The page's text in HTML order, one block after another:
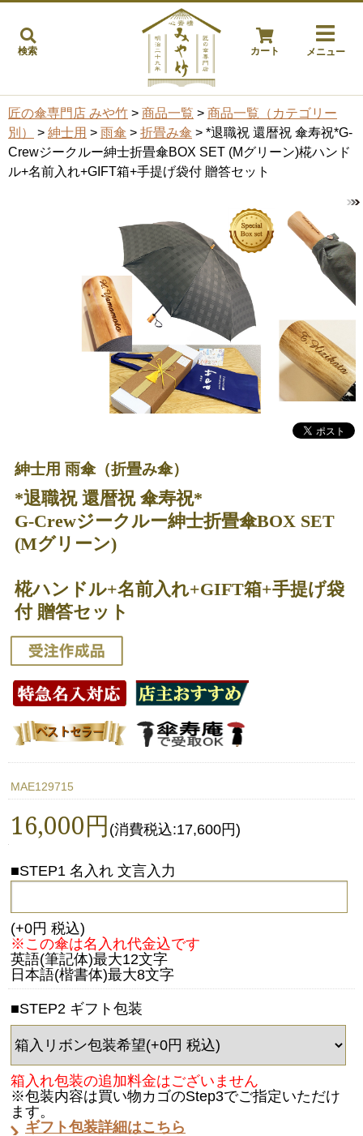
検索 カート メニュー
匠の傘専門店 みや竹 > 商品一覧 > 商品一覧（カテゴリー
別）
> 紳士用 > 雨傘 > 折畳み傘 > *退職祝 還暦祝 傘寿祝*G-
Crewジークルー紳士折畳傘BOX SET (Mグリーン)椛ハンド
ル+名前入れ+GIFT箱+手提げ袋付 贈答セット
紳士用 雨傘（折畳み傘）
*退職祝 還暦祝 傘寿祝*
G-Crewジークルー紳士折畳傘BOX SET
(Mグリーン)
椛ハンドル+名前入れ+GIFT箱+手提げ袋
付 贈答セット
MAE129715
16,000円 (消費税込:17,600円)
■STEP1 名入れ 文言入力
(+0円 税込)
※この傘は名入れ代金込です
英語(筆記体)最大12文字
日本語(楷書体)最大8文字
■STEP2 ギフト包装
箱入れ包装の追加料金はございません
※包装内容は買い物カゴのStep3でご指定いただけ
ます。
ギフト包装詳細はこちら